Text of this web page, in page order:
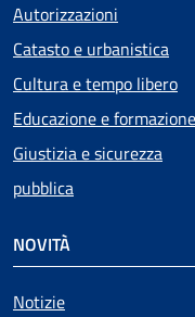
Autorizzazioni
Catasto e urbanistica
Cultura e tempo libero
Educazione e formazione
Giustizia e sicurezza
pubblica
NOVITÀ
Notizie